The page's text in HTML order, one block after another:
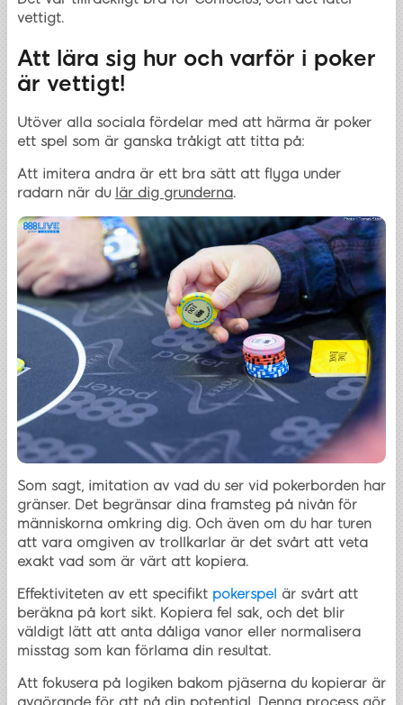
vettigt.
Att lära sig hur och varför i poker
är vettigt!
Utöver alla sociala fördelar med att härma är poker
ett spel som är ganska tråkigt att titta på:
Att imitera andra är ett bra sätt att flyga under
radarn när du lär dig grunderna.
Som sagt, imitation av vad du ser vid pokerborden har
gränser. Det begränsar dina framsteg på nivån för
människorna omkring dig. Och även om du har turen
att vara omgiven av trollkarlar är det svårt att veta
exakt vad som är värt att kopiera.
Effektiviteten av ett specifikt pokerspel är svårt att
beräkna på kort sikt. Kopiera fel sak, och det blir
väldigt lätt att anta dåliga vanor eller normalisera
misstag som kan förlama din resultat.
Att fokusera på logiken bakom pjäserna du kopierar är